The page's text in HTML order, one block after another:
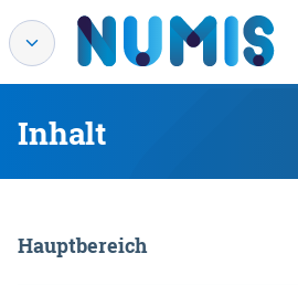
Inhalt
Hauptbereich